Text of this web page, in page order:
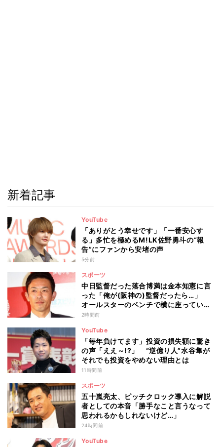
新着記事
YouTube
「ありがとう幸せです」「一番安心す
る」多忙を極めるM!LK佐野勇斗の“報
告”にファンから安堵の声
5分前
スポーツ
中日監督だった落合博満は金本知憲に言
った「俺が(阪神の)監督だったら…」
オールスターのベンチで横に座っていた
赤星憲広が聞いた会話とは
2時間前
YouTube
「毎年負けてます」投資の損失額に驚き
の声「ええ～!?」 “逆億り人”水谷隼が
それでも投資をやめない理由とは
11時間前
スポーツ
五十嵐亮太、ピッチクロック導入に解説
者としての本音「勝手なこと言うなって
思われるかもしれないけど…」
24時間前
YouTube